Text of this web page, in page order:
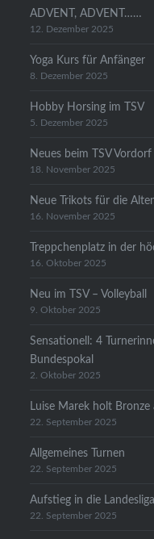
ADVENT, ADVENT……
12. Dezember 2025
Yoga Kurs für Anfänger
8. Dezember 2025
Hobby Horsing im TSV
5. Dezember 2025
Neues beim TSV Vordorf
18. November 2025
Neue Trikots für die
16. November 2025
Treppchenplatz in der
16. Oktober 2025
Neu im TSV – Volleyball
9. Oktober 2025
Sensationell: 4
Bundespokal
2. Oktober 2025
Luise Marek holt Bronze
22. September 2025
Allgemeines Turnen
22. September 2025
Aufstieg in die Landesliga
22. September 2025